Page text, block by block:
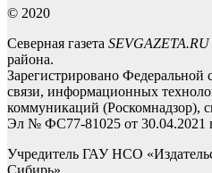
© 2020
Северная газета SEVGAZETA.RU
района.
Зарегистрировано Федеральной
связи, информационных
коммуникаций (Роскомнадзор),
Эл № ФС77-81025 от 30.04.2021
Учредитель ГАУ НСО